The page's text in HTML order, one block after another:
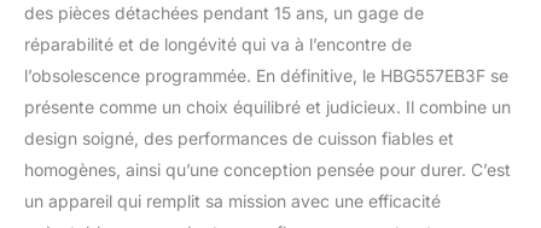
des pièces détachées pendant 15 ans, un gage de
réparabilité et de longévité qui va à l’encontre de
l’obsolescence programmée. En définitive, le HBG557EB3F se
présente comme un choix équilibré et judicieux. Il combine un
design soigné, des performances de cuisson fiables et
homogènes, ainsi qu’une conception pensée pour durer. C’est
un appareil qui remplit sa mission avec une efficacité